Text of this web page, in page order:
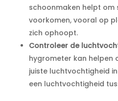
schoonmaken helpt om
voorkomen, vooral op
zich ophoopt.​
Controleer de
hygrometer kan helpen
juiste luchtvochtigheid
een luchtvochtigheid